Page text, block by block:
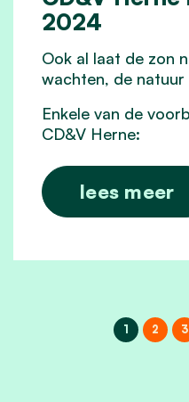
2024
Ook al laat de zon
wachten, de
Enkele van de
CD&V Herne:
lees meer
1 2 3